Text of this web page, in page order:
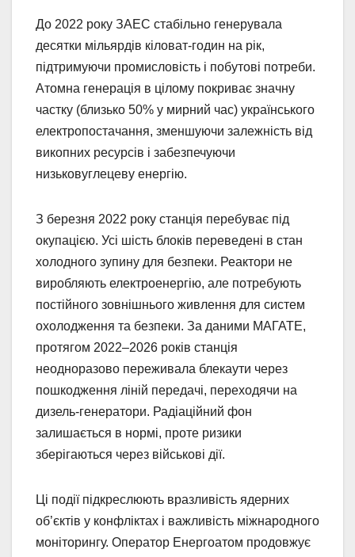
До 2022 року ЗАЕС стабільно генерувала
десятки мільярдів кіловат-годин на рік,
підтримуючи промисловість і побутові потреби.
Атомна генерація в цілому покриває значну
частку (близько 50% у мирний час) українського
електропостачання, зменшуючи залежність від
викопних ресурсів і забезпечуючи
низьковуглецеву енергію.
З березня 2022 року станція перебуває під
окупацією. Усі шість блоків переведені в стан
холодного зупину для безпеки. Реактори не
виробляють електроенергію, але потребують
постійного зовнішнього живлення для систем
охолодження та безпеки. За даними МАГАТЕ,
протягом 2022–2026 років станція
неодноразово переживала блекаути через
пошкодження ліній передачі, переходячи на
дизель-генератори. Радіаційний фон
залишається в нормі, проте ризики
зберігаються через військові дії.
Ці події підкреслюють вразливість ядерних
об’єктів у конфліктах і важливість міжнародного
моніторингу. Оператор Енергоатом продовжує